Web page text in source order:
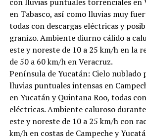
en Tabasco, así como lluvias muy
todas con descargas eléctricas y
granizo. Ambiente diurno cálido a
este y noreste de 10 a 25 km/h en la
de 50 a 60 km/h en Veracruz.
Península de Yucatán: Cielo nublado
lluvias puntuales intensas en
en Yucatán y Quintana Roo, todas
eléctricas. Ambiente caluroso
este y noreste de 10 a 25 km/h con
km/h en costas de Campeche y